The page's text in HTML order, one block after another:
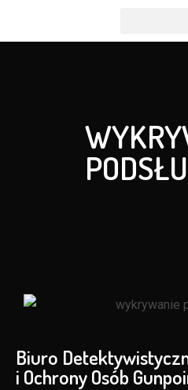
Biuro
i Ochrony Osób